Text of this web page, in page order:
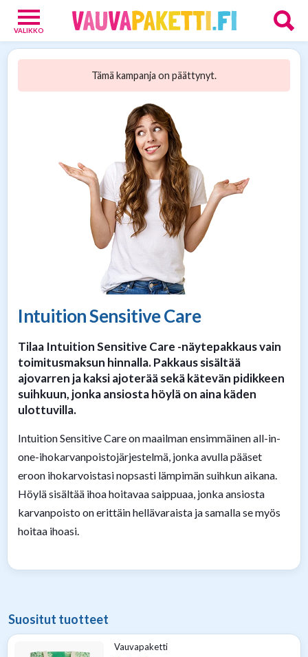
VALIKKO
Tämä kampanja on päättynyt.
Intuition Sensitive Care
Tilaa Intuition Sensitive Care -näytepakkaus vain
toimitusmaksun hinnalla. Pakkaus sisältää
ajovarren ja kaksi ajoterää sekä kätevän pidikkeen
suihkuun, jonka ansiosta höylä on aina käden
ulottuvilla.
Intuition Sensitive Care on maailman ensimmäinen all-in-
one-ihokarvanpoistojärjestelmä, jonka avulla pääset
eroon ihokarvoistasi nopsasti lämpimän suihkun aikana.
Höylä sisältää ihoa hoitavaa saippuaa, jonka ansiosta
karvanpoisto on erittäin hellävaraista ja samalla se myös
hoitaa ihoasi.
Suositut tuotteet
Vauvapaketti
Vauvoille